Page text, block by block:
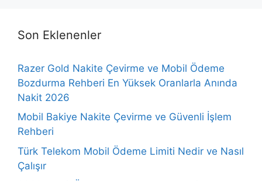
Son Eklenenler
Razer Gold Nakite Çevirme ve Mobil Ödeme
Bozdurma Rehberi En Yüksek Oranlarla Anında
Nakit 2026
Mobil Bakiye Nakite Çevirme ve Güvenli İşlem
Rehberi
Türk Telekom Mobil Ödeme Limiti Nedir ve Nasıl
Çalışır